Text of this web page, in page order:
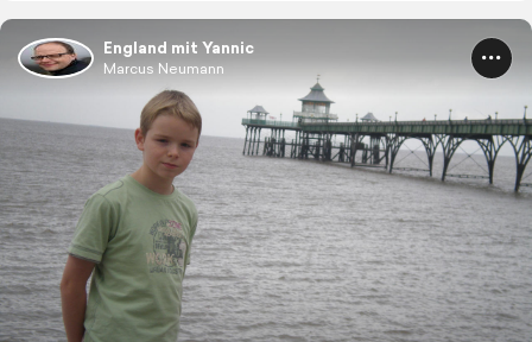
England mit Yannic
Marcus Neumann